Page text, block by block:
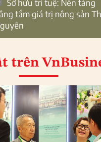
tầm giá trị nông sản
trên